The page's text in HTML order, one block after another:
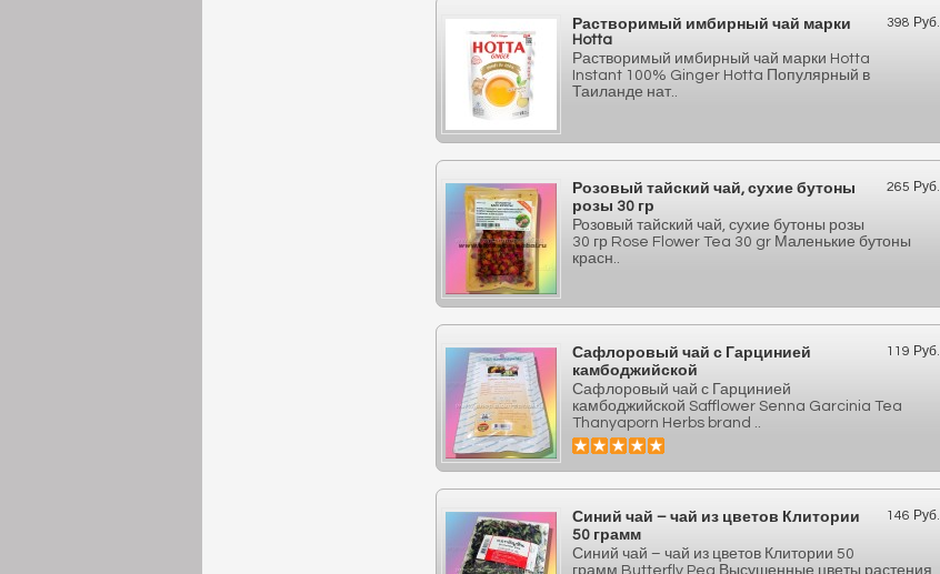
398 Руб.
Растворимый имбирный чай марки
Hotta
Растворимый имбирный чай марки Hotta
Instant 100% Ginger Hotta Популярный в
Таиланде нат..
265 Руб.
Розовый тайский чай, сухие бутоны
розы 30 гр
Розовый тайский чай, сухие бутоны розы
30 гр Rose Flower Tea 30 gr Маленькие бутоны
красн..
119 Руб.
Сафлоровый чай с Гарцинией
камбоджийской
Сафлоровый чай с Гарцинией
камбоджийской Safflower Senna Garcinia Tea
Thanyaporn Herbs brand ..
146 Руб.
Синий чай – чай из цветов Клитории
50 грамм
Синий чай – чай из цветов Клитории 50
грамм Butterfly Pea Высушенные цветы растения